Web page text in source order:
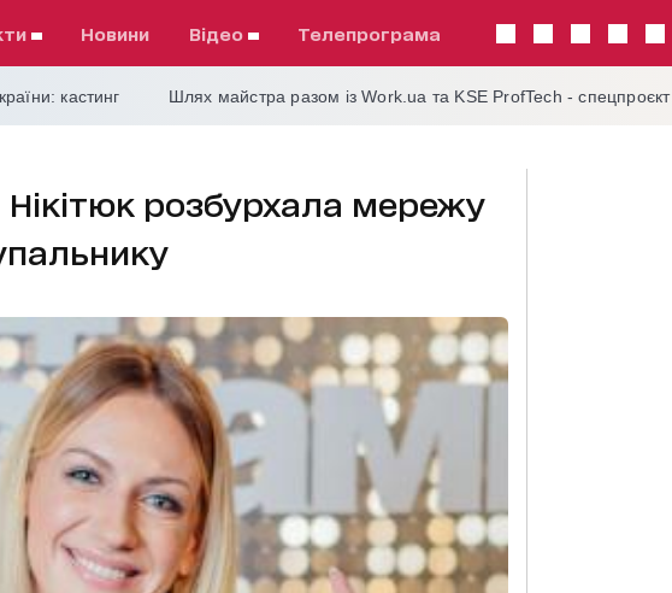
Новини відео телепрограма
кастинг Шлях майстра разом із Work.ua та KSE ProfTech - спецпроєкт
розбурхала мережу